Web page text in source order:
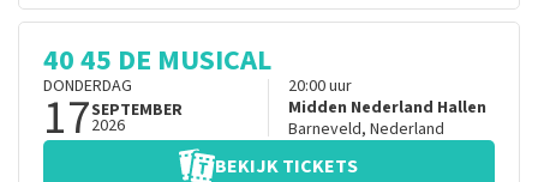
40 45 DE MUSICAL
DONDERDAG
17SEPTEMBER
2026
20:00uur
Midden Nederland Hallen
Barneveld, Nederland
BEKIJK TICKETS